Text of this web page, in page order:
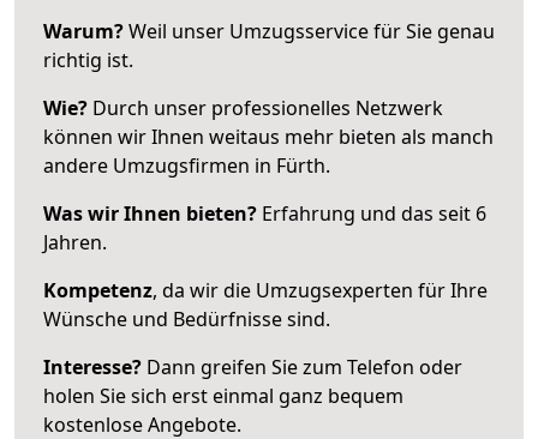
Warum?Weil unser Umzugsservice für Sie genau
richtig ist.
Wie? Durch unser professionelles Netzwerk
können wir Ihnen weitaus mehr bieten als manch
andere Umzugsfirmen in Fürth.
Was wir Ihnen bieten? Erfahrung und das seit 6
Jahren.
Kompetenz, da wir die Umzugsexperten für Ihre
Wünsche und Bedürfnisse sind.
Interesse? Dann greifen Sie zum Telefon oder
holen Sie sich erst einmal ganz bequem
kostenlose Angebote.